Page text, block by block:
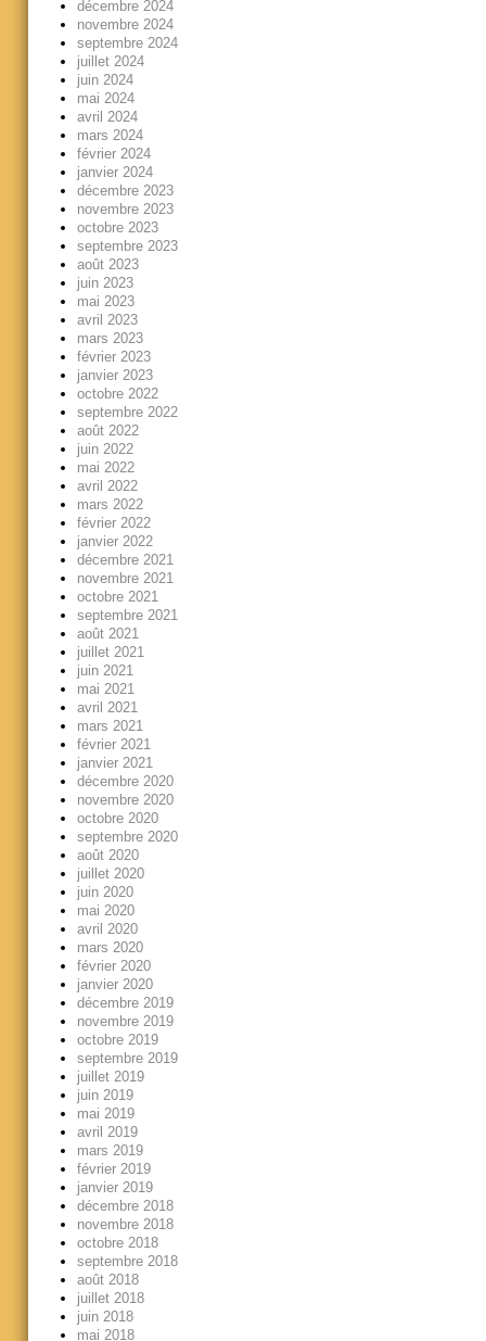
décembre 2024
novembre 2024
septembre 2024
juillet 2024
juin 2024
mai 2024
avril 2024
mars 2024
février 2024
janvier 2024
décembre 2023
novembre 2023
octobre 2023
septembre 2023
août 2023
juin 2023
mai 2023
avril 2023
mars 2023
février 2023
janvier 2023
octobre 2022
septembre 2022
août 2022
juin 2022
mai 2022
avril 2022
mars 2022
février 2022
janvier 2022
décembre 2021
novembre 2021
octobre 2021
septembre 2021
août 2021
juillet 2021
juin 2021
mai 2021
avril 2021
mars 2021
février 2021
janvier 2021
décembre 2020
novembre 2020
octobre 2020
septembre 2020
août 2020
juillet 2020
juin 2020
mai 2020
avril 2020
mars 2020
février 2020
janvier 2020
décembre 2019
novembre 2019
octobre 2019
septembre 2019
juillet 2019
juin 2019
mai 2019
avril 2019
mars 2019
février 2019
janvier 2019
décembre 2018
novembre 2018
octobre 2018
septembre 2018
août 2018
juillet 2018
juin 2018
mai 2018